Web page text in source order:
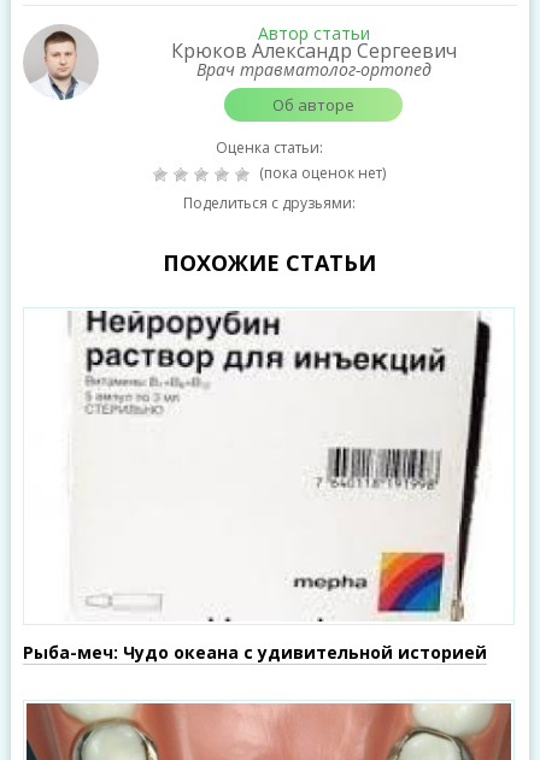
Автор статьи
Крюков Александр Сергеевич
Врач травматолог-ортопед
Об авторе
Оценка статьи:
(пока оценок нет)
Поделиться с друзьями:
ПОХОЖИЕ СТАТЬИ
Рыба-меч: Чудо океана с удивительной историей